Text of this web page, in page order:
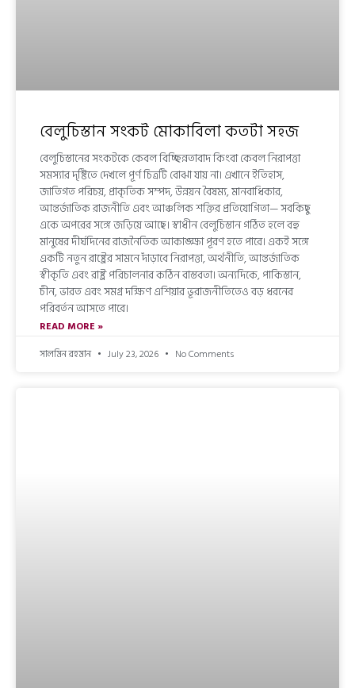
বেলুচিস্তান সংকট মোকাবিলা কতটা সহজ
বেলুচিস্তানের সংকটকে কেবল বিচ্ছিন্নতাবাদ কিংবা কেবল নিরাপত্তা
সমস্যার দৃষ্টিতে দেখলে পূর্ণ চিত্রটি বোঝা যায় না। এখানে ইতিহাস,
জাতিগত পরিচয়, প্রাকৃতিক সম্পদ, উন্নয়ন বৈষম্য, মানবাধিকার,
আন্তর্জাতিক রাজনীতি এবং আঞ্চলিক শক্তির প্রতিযোগিতা— সবকিছু
একে অপরের সঙ্গে জড়িয়ে আছে। স্বাধীন বেলুচিস্তান গঠিত হলে বহু
মানুষের দীর্ঘদিনের রাজনৈতিক আকাঙ্ক্ষা পূরণ হতে পারে। একই সঙ্গে
একটি নতুন রাষ্ট্রের সামনে দাঁড়াবে নিরাপত্তা, অর্থনীতি, আন্তর্জাতিক
স্বীকৃতি এবং রাষ্ট্র পরিচালনার কঠিন বাস্তবতা। অন্যদিকে, পাকিস্তান,
চীন, ভারত এবং সমগ্র দক্ষিণ এশিয়ার ভূরাজনীতিতেও বড় ধরনের
পরিবর্তন আসতে পারে।
READ MORE »
সালমিন রহমান
July 23, 2026 No Comments